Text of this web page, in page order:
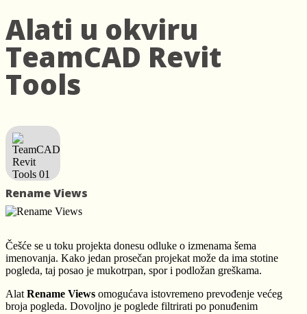
Alati u okviru
TeamCAD Revit
Tools
Rename Views
Češće se u toku projekta donesu odluke o izmenama šema
imenovanja. Kako jedan prosečan projekat može da ima stotine
pogleda, taj posao je mukotrpan, spor i podložan greškama.
Alat Rename Views omogućava istovremeno prevođenje većeg
broja pogleda. Dovoljno je poglede filtrirati po ponuđenim